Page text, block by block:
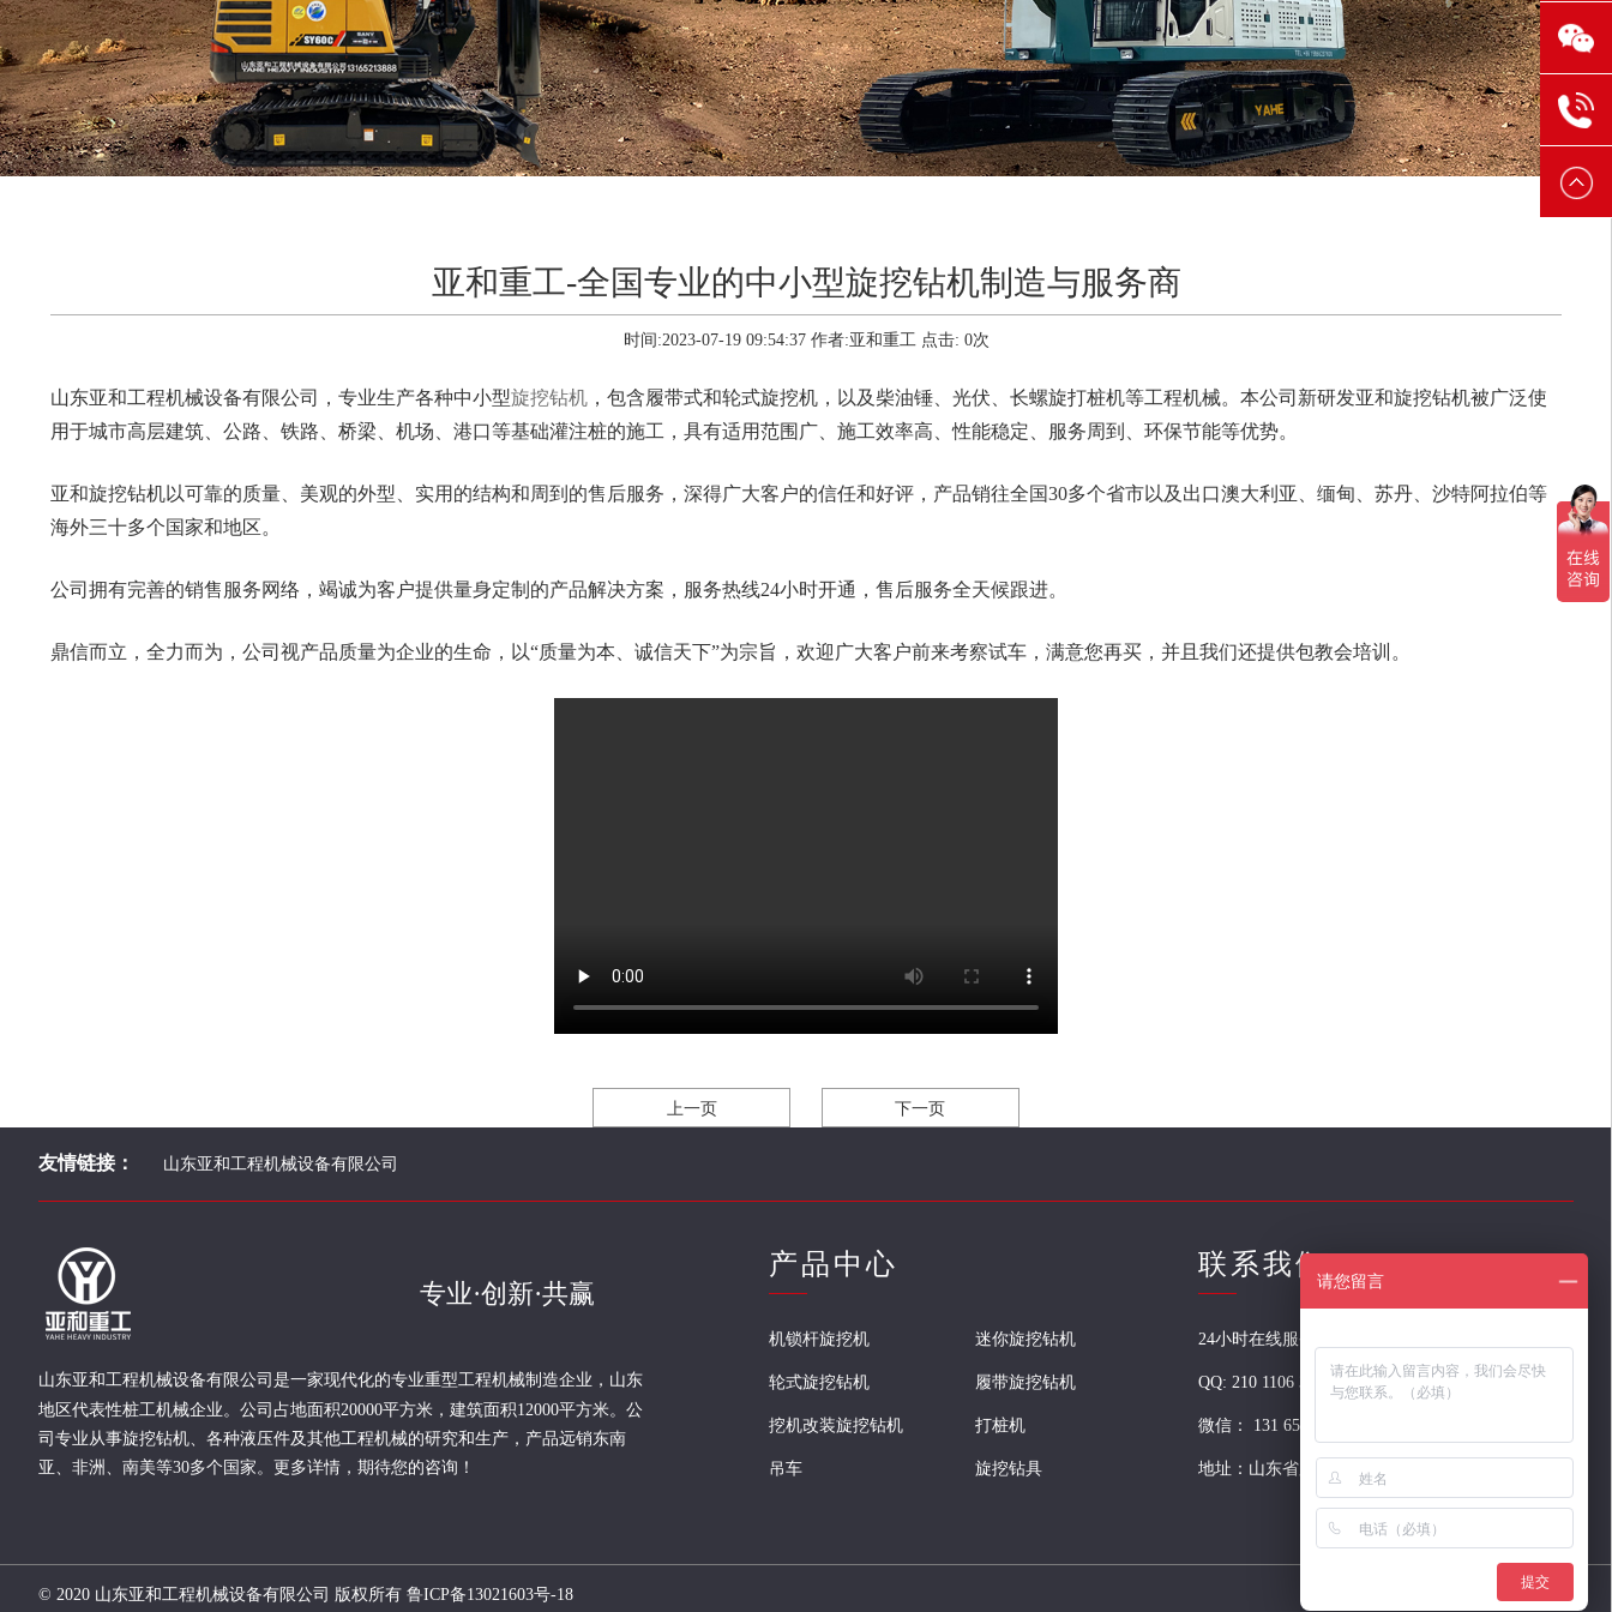
亚和重工-全国专业的中小型旋挖钻机制造与服务商
时间:2023-07-19 09:54:37 作者:亚和重工 点击: 0次
山东亚和工程机械设备有限公司，专业生产各种中小型旋挖钻机 ，包含履带式和轮式旋挖机，以及柴油锤、光伏、长螺旋打桩机等工程机械。本公司新研发亚和旋挖钻机被广泛使
用于城市高层建筑、公路、铁路、桥梁、机场、港口等基础灌注桩的施工，具有适用范围广、施工效率高、性能稳定、服务周到、环保节能等优势。
亚和旋挖钻机以可靠的质量、美观的外型、实用的结构和周到的售后服务，深得广大客户的信任和好评，产品销往全国30多个省市以及出口澳大利亚、缅甸、苏丹、沙特阿拉伯等
海外三十多个国家和地区。
公司拥有完善的销售服务网络，竭诚为客户提供量身定制的产品解决方案，服务热线24小时开通，售后服务全天候跟进。
鼎信而立，全力而为，公司视产品质量为企业的生命，以“质量为本、诚信天下”为宗旨，欢迎广大客户前来考察试车，满意您再买，并且我们还提供包教会培训。
上一页 下一页
友情链接： 山东亚和工程机械设备有限公司
专业·创新·共赢
山东亚和工程机械设备有限公司是一家现代化的专业重型工程机械制造企业，山东
地区代表性桩工机械企业。 公司占地面积20000平方米，建筑面积12000平方米。公
司专业从事旋挖钻机、各种液压件及其他工程机械的研究和生产，产品远销东南
亚、非洲、南美等30多个国家。更多详情，期待您的咨询！
产品中心
机锁杆旋挖机 迷你旋挖钻机
轮式旋挖钻机 履带旋挖钻机
挖机改装旋挖钻机 打桩机
吊车 旋挖钻具
联系我们
24小时在线服务：131 6521 3888
QQ:210 1106 304
微信： 131 6521 3888
地址：山东省滕州市荆河西路150号
© 2020 山东亚和工程机械设备有限公司 版权所有 鲁ICP备13021603号-18 Sitemap
1106
304
131
6521
3888
131
6521
请您留言
提交